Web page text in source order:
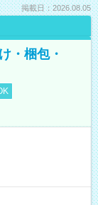
掲載日：2026.08.05
・梱包・